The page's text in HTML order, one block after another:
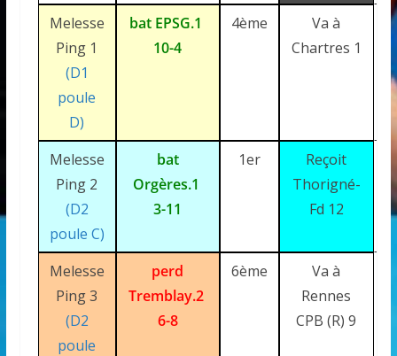
Melesse
Ping 1
(D1
poule
D)
bat EPSG.1
10-4
4ème
Va à
Chartres 1
Melesse
Ping 2
(D2
poule C)
bat
Orgères.1
3-11
1er
Reçoit
Thorigné-
Fd 12
Melesse
Ping 3
(D2
poule
perd
Tremblay.2
6-8
6ème
Va à
Rennes
CPB (R) 9